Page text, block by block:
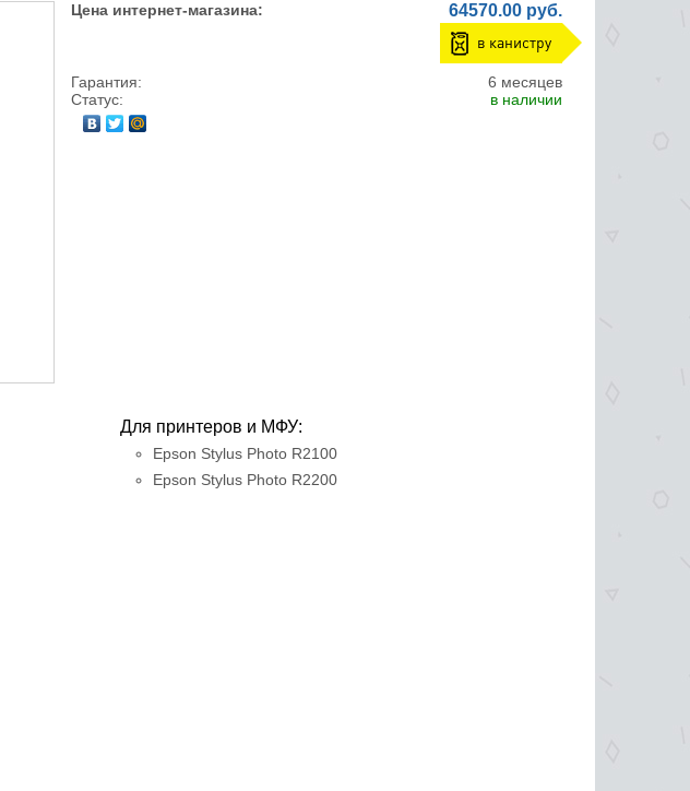
Цена интернет-магазина: 64570.00 руб.
в канистру
Гарантия:
6 месяцев
Статус:
в наличии
Для принтеров и МФУ:
Epson Stylus Photo R2100
Epson Stylus Photo R2200